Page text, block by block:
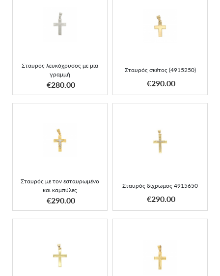
Σταυρός λευκόχρυσος με μία
γραμμή
€280.00
Σταυρός λευκόχρυσος με
ΑΠΟΚΤΗΣΕ ΤΟ
Σταυρός σκέτος (4915250)
€290.00
Σταυρός σκέτος
(4915250)
ΑΠΟΚΤΗΣΕ ΤΟ
Σταυρός με τον εσταυρωμένο
και καμπύλες
€290.00
Σταυρός με τον
εσταυρωμένο και
καμπύλες
ΑΠΟΚΤΗΣΕ ΤΟ
Σταυρός δίχρωμος 4915650
€290.00
Σταυρός δίχρωμος
4915650
ΑΠΟΚΤΗΣΕ ΤΟ
Σταυρός σκέτος
στρογγυλεμένος
4915750
Σταυρός χρυσός κλασικός